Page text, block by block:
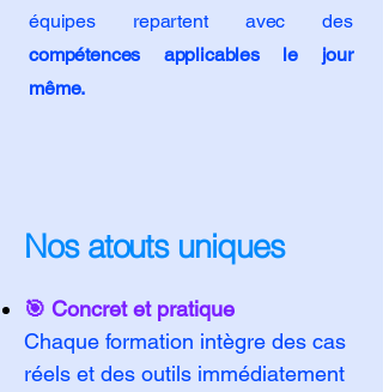
équipes repartent avec des
compétences applicables le jour
même.
Nos atouts uniques
🎯 Concret et pratique
Chaque formation intègre des cas
réels et des outils immédiatement